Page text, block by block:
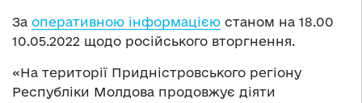
За оперативною інформацією станом на 18.00
10.05.2022 щодо російського вторгнення.
«На території Придністровського регіону
Республіки Молдова продовжує діяти